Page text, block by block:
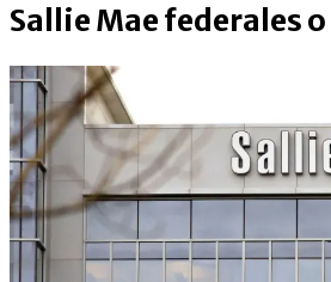
Sallie Mae federales